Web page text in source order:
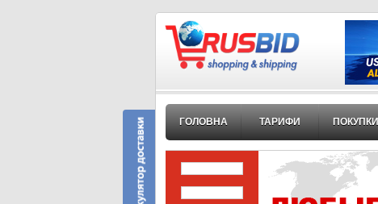
ГОЛОВНА ТАРИФИ ПОКУПКИ